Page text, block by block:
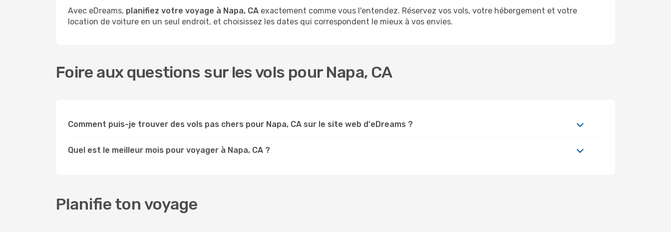
Avec eDreams, planifiez votre voyage à Napa, CA exactement comme vous l'entendez. Réservez vos vols, votre hébergement et votre
location de voiture en un seul endroit, et choisissez les dates qui correspondent le mieux à vos envies.
Foire aux questions sur les vols pour Napa, CA
Comment puis-je trouver des vols pas chers pour Napa, CA sur le site web d'eDreams ?
Quel est le meilleur mois pour voyager à Napa, CA ?
Planifie ton voyage